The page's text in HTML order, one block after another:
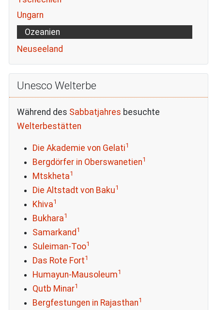
Ungarn
Ozeanien
Neuseeland
Unesco Welterbe
Während des Sabbatjahres besuchte
Welterbestätten
Die Akademie von Gelati1
Bergdörfer in Oberswanetien1
Mtskheta1
Die Altstadt von Baku1
Khiva1
Bukhara1
Samarkand 1
Suleiman-Too1
Das Rote Fort1
Humayun-Mausoleum1
Qutb Minar1
Bergfestungen in Rajasthan1